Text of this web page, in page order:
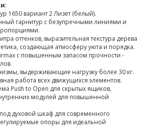
1650 вариант 2 Лизет (белый).
гарнитур с безупречными линиями и
оттенков, выразительная текстура дерева
создающая атмосферу уюта и порядка.
с повышенным запасом прочности -
выдерживающие нагрузку более 30 кг.
работа всех движущихся элементов.
Push to Open для скрытых ящиков,
модулей для повышенной
духовой шкаф для современного
опоры для идеальной